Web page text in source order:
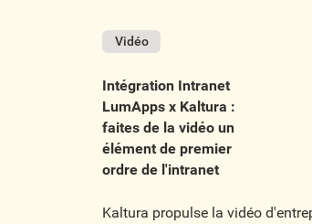
Vidéo
Intégration Intranet
LumApps x Kaltura :
faites de la vidéo un
élément de premier
ordre de l'intranet
Kaltura propulse la vidéo